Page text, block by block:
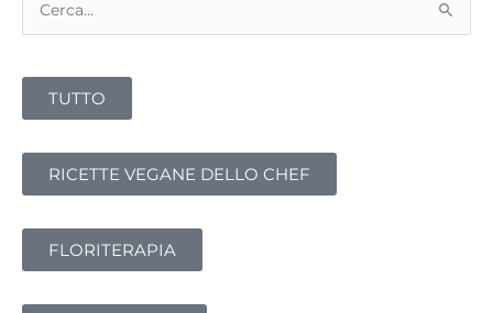
Cerca:
TUTTO
RICETTE VEGANE DELLO CHEF
FLORITERAPIA